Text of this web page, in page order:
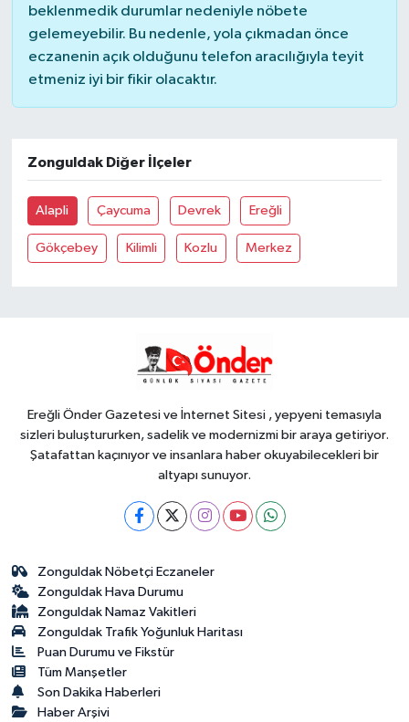
beklenmedik durumlar nedeniyle nöbete
gelemeyebilir. Bu nedenle, yola çıkmadan önce
eczanenin açık olduğunu telefon aracılığıyla teyit
etmeniz iyi bir fikir olacaktır.
Zonguldak Diğer İlçeler
Alapli Çaycuma Devrek Ereğli
Gökçebey Kilimli Kozlu Merkez
Ereğli Önder Gazetesi ve İnternet Sitesi , yepyeni temasıyla
sizleri buluştururken, sadelik ve modernizmi bir araya getiriyor.
Şatafattan kaçınıyor ve insanlara haber okuyabilecekleri bir
altyapı sunuyor.
Zonguldak Nöbetçi Eczaneler
Zonguldak Hava Durumu
Zonguldak Namaz Vakitleri
Zonguldak Trafik Yoğunluk Haritası
Puan Durumu ve Fikstür
Tüm Manşetler
Son Dakika Haberleri
Haber Arşivi